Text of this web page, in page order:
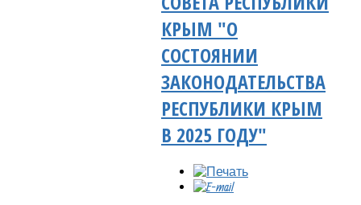
КРЫМ "О
СОСТОЯНИИ
ЗАКОНОДАТЕЛЬСТВА
РЕСПУБЛИКИ КРЫМ
В 2025 ГОДУ"